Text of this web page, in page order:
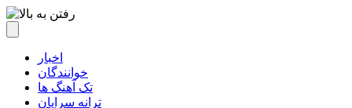
اخبار
خوانندگان
تک آهنگ ها
ترانه سرایان